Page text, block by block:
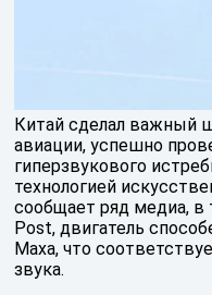
Китай сделал важный
авиации, успешно
гиперзвукового
технологией
сообщает ряд медиа, в
Post, двигатель
Маха, что
звука.